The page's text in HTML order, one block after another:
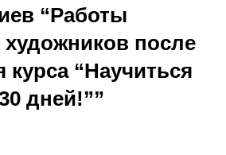
“Работы
после
курса “Научиться
дней!””